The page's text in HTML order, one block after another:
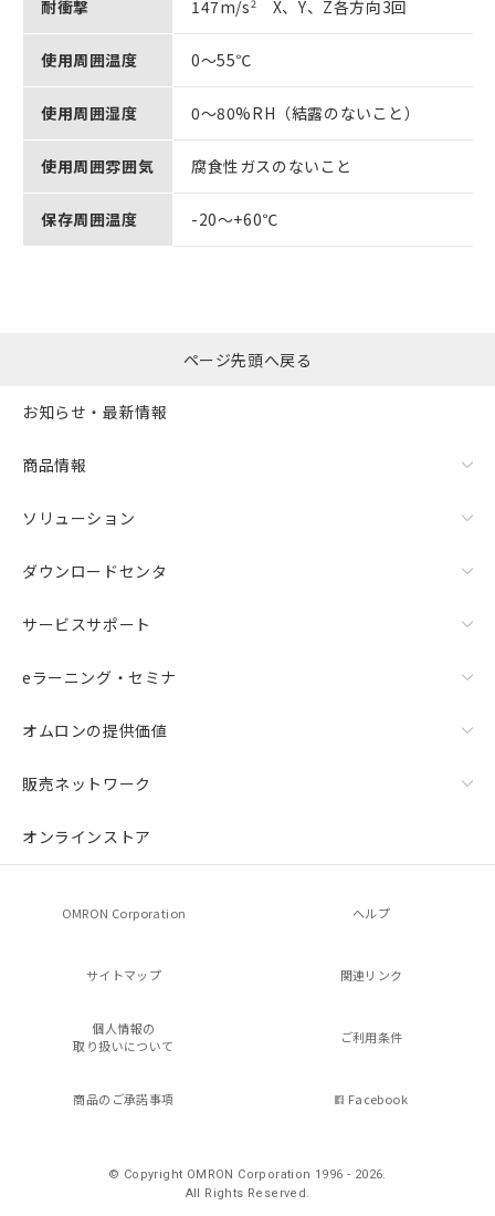
耐衝撃 147m/s X、Y、Z各方向3回
使用周囲温度 0～55℃
使用周囲湿度 0～80%RH（結露のないこと）
使用周囲雰囲気 腐食性ガスのないこと
保存周囲温度 -20～+60℃
ページ先頭へ戻る
お知らせ・最新情報
商品情報
ソリューション
ダウンロードセンタ
サービスサポート
eラーニング・セミナ
オムロンの提供価値
販売ネットワーク
オンラインストア
OMRON Corporation ヘルプ
サイトマップ 関連リンク
個人情報の
取り扱いについて
ご利用条件
商品のご承諾事項 Facebook
© Copyright OMRON Corporation 1996 - 2026.
All Rights Reserved.